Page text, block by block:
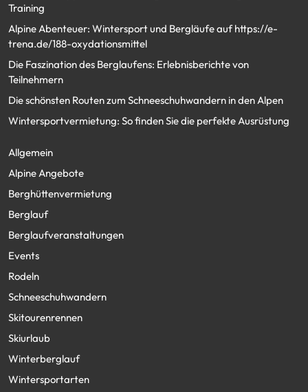
Training
Alpine Abenteuer: Wintersport und Bergläufe auf https://e-
trena.de/188-oxydationsmittel
Die Faszination des Berglaufens: Erlebnisberichte von
Teilnehmern
Die schönsten Routen zum Schneeschuhwandern in den Alpen
Wintersportvermietung: So finden Sie die perfekte Ausrüstung
Allgemein
Alpine Angebote
Berghüttenvermietung
Berglauf
Berglaufveranstaltungen
Events
Rodeln
Schneeschuhwandern
Skitourenrennen
Skiurlaub
Winterberglauf
Wintersportarten